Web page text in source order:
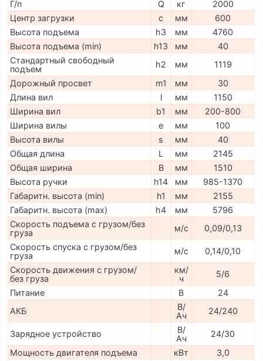
Г/п
Q кг
2000
Центр загрузки
c мм
600
Высота подъема
h3 мм
4760
Высота подъема (min)
h13 мм
40
Стандартный свободный
подъем
h2 мм
1119
Дорожный просвет
m1 мм
30
Длина вил
l мм
1150
Ширина вил
b1 мм
200-800
Ширина вилы
e мм
100
Высота вилы
s мм
40
Общая длина
L мм
2145
Общая ширина
B мм
1510
Высота ручки
h14 мм
985-1370
Габаритн. высота (min)
h1 мм
2155
Габаритн. высота (max)
h4 мм
5796
Скорость подъема с грузом/без
груза
м/с
0,09/0,13
Скорость спуска с грузом/без
груза
м/с
0,14/0,10
Скорость движения с грузом/
без груза
км/
ч
5/6
Питание
В
24
АКБ
В/
Ач
24/240
Зарядное устройство
В/
Ач
24/30
Мощность двигателя подъема
кВт
3,0